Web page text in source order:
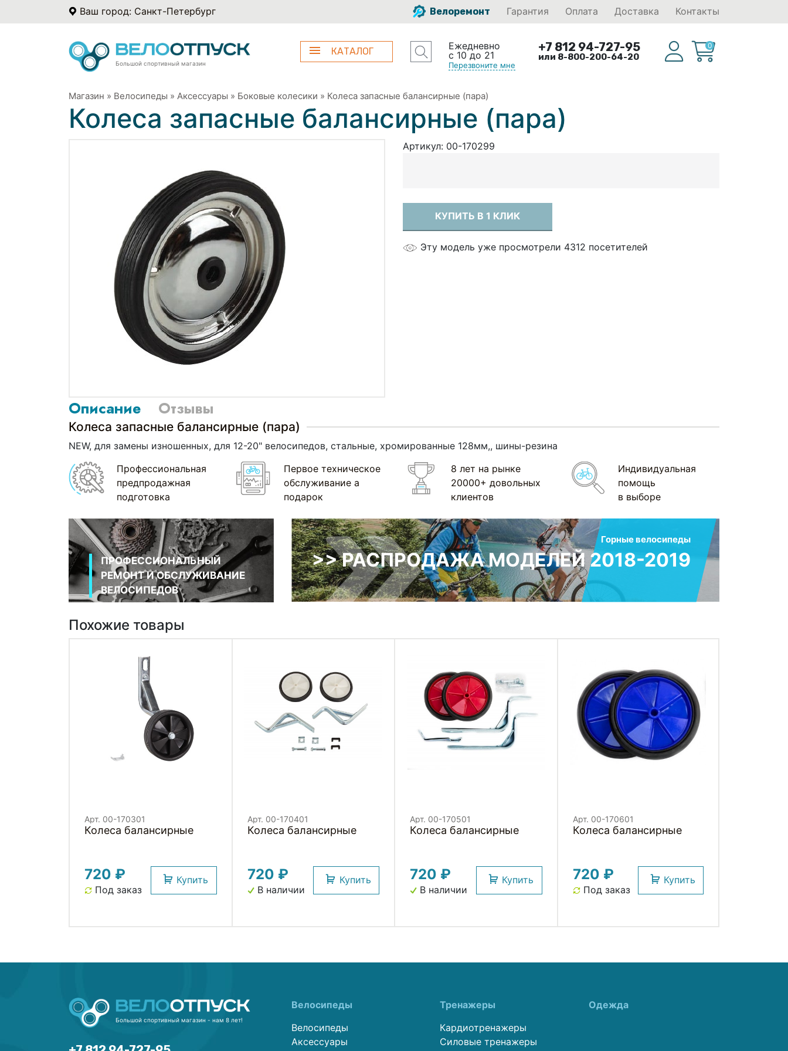
Ваш город: Санкт-Петербург Велоремонт Гарантия Оплата Доставка Контакты
Большой спортивный магазин
КАТАЛОГ
Ежедневно
с 10 до 21
Перезвоните мне
+7 812 94-727-95
или 8-800-200-64-20
0
Магазин » Велосипеды » Аксессуары » Боковые колесики » Колеса запасные балансирные (пара)
Колеса запасные балансирные (пара)
Артикул: 00-170299
КУПИТЬ В 1 КЛИК
Эту модель уже просмотрели 4312 посетителей
Описание Отзывы
Колеса запасные балансирные (пара)
NEW, для замены изношенных, для 12-20" велосипедов, стальные, хромированные 128мм,, шины-резина
Профессиональная
предпродажная
подготовка
Первое техническое
обслуживание а
подарок
8 лет на рынке
20000+ довольных
клиентов
Индивидуальная
помощь
в выборе
ПРОФЕССИОНАЛЬНЫЙ
РЕМОНТ И ОБСЛУЖИВАНИЕ
ВЕЛОСИПЕДОВ
Горные велосипеды
>> РАСПРОДАЖА МОДЕЛЕЙ 2018-2019
Похожие товары
Арт. 00-170301
Колеса балансирные
720 ₽
Под заказ
Купить
Арт. 00-170401
Колеса балансирные
720 ₽
В наличии
Купить
Арт. 00-170501
Колеса балансирные
720 ₽
В наличии
Купить
Арт. 00-170601
Колеса балансирные
720 ₽
Под заказ
Купить
Большой спортивный магазин - нам 8 лет!
Велосипеды
Велосипеды
Аксессуары
Тренажеры
Кардиотренажеры
Силовые тренажеры
Одежда